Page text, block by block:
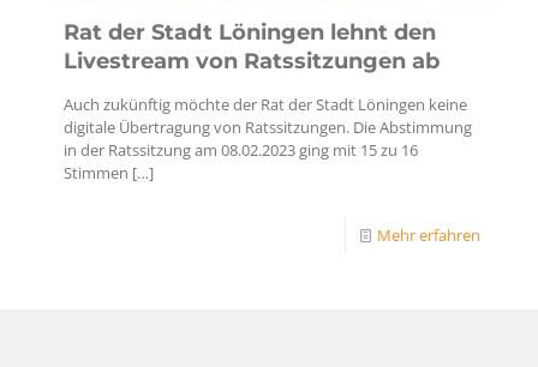
Rat der Stadt Löningen lehnt den
Livestream von Ratssitzungen ab
Auch zukünftig möchte der Rat der Stadt Löningen keine
digitale Übertragung von Ratssitzungen. Die Abstimmung
in der Ratssitzung am 08.02.2023 ging mit 15 zu 16
Stimmen […]
Mehr erfahren